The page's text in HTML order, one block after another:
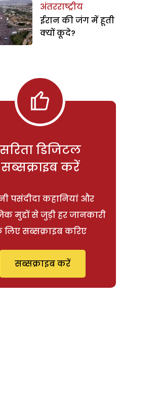
अंतरराष्ट्रीय
ईरान की जंग में हूती
क्यों कूदे?
सरिता डिजिटल
सब्सक्राइब करें
पसंदीदा कहानियां और
मुद्दों से जुड़ी हर जानकारी
सब्सक्राइब करिए
सब्सक्राइब करें